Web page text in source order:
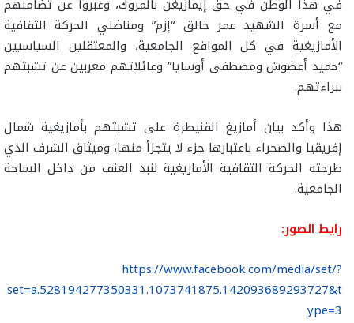
في هذا الوطن في حق إيمازيغن بالمروك، وعبروا عن تضامنهم
مع أسرة الشهيد عمر خالق “إزم” ومناضلي الحركة الثقافية
الأمازيغية في كل المواقع الجامعية، والمعتقلين السياسيين
“حميد أعضوش ومصطفى أوسايا” وعائلاتهم معربين عن تشبثهم
ببراءتهم.
هذا وأكد بيان أمازيغ القنيطرة على تشبثهم بأمازيغية شمال
إفريقيا والصحراء باعتبارها جزء لا يتجزأ منها، وميثاق الشرف الذي
طرحته الحركة الثقافية الأمازيغية لنبد العنف من داخل الساحة
الجامعية.
رايط الصور:
https://www.facebook.com/media/set/?
set=a.528194277350331.1073741875.142093689293727&t
ype=3